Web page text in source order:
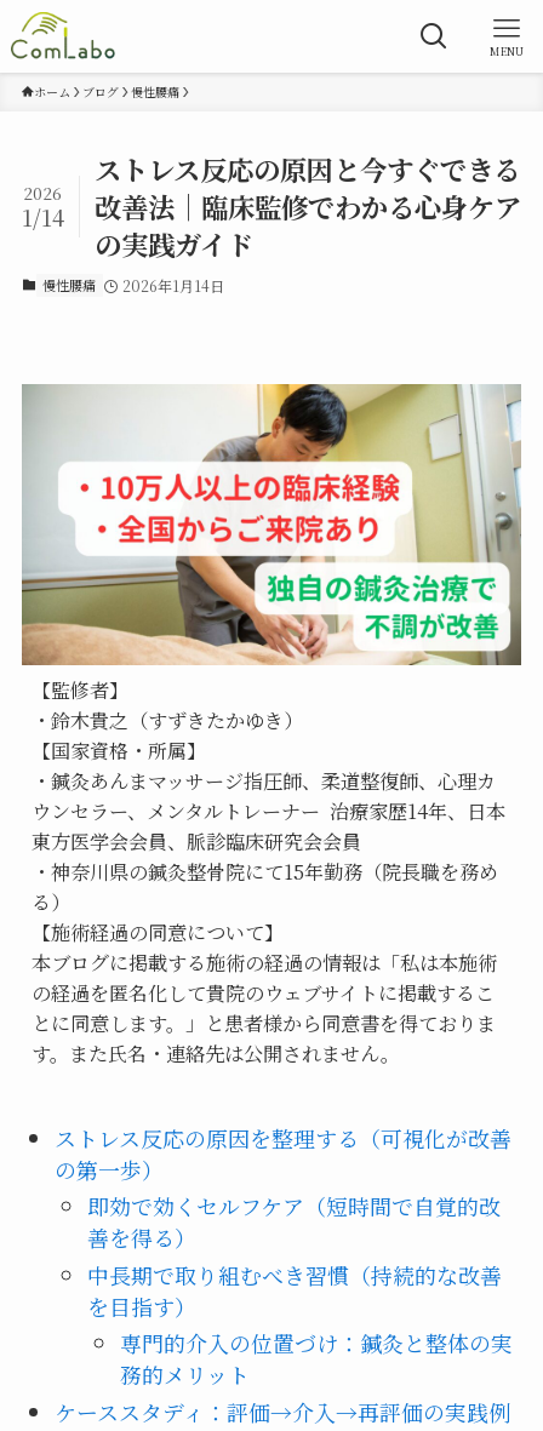
MENU
ホーム ブログ 慢性腰痛
ストレス反応の原因と今すぐできる
改善法｜臨床監修でわかる心身ケア
の実践ガイド
2026
1/14
慢性腰痛 2026年1月14日
【監修者】
・鈴木貴之（すずきたかゆき）
【国家資格・所属】
・鍼灸あんまマッサージ指圧師、柔道整復師、心理カ
ウンセラー、メンタルトレーナー  治療家歴14年、日本
東方医学会会員、脈診臨床研究会会員
・神奈川県の鍼灸整骨院にて15年勤務（院長職を務め
る）
【施術経過の同意について】
本ブログに掲載する施術の経過の情報は「私は本施術
の経過を匿名化して貴院のウェブサイトに掲載するこ
とに同意します。」と患者様から同意書を得ておりま
す。また氏名・連絡先は公開されません。
ストレス反応の原因を整理する（可視化が改善
の第一歩）
即効で効くセルフケア（短時間で自覚的改
善を得る）
中長期で取り組むべき習慣（持続的な改善
を目指す）
専門的介入の位置づけ：鍼灸と整体の実
務的メリット
ケーススタディ：評価→介入→再評価の実践例